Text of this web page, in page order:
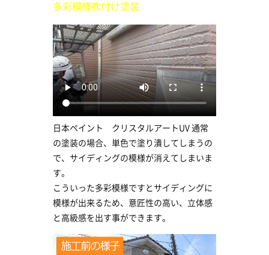
多彩模様吹付け塗装
日本ペイント クリスタルアートUV 通常
の塗装の場合、単色で塗り潰してしまうの
で、サイディングの模様が消えてしまいま
す。
こういった多彩模様ですとサイディングに
模様が出来るため、意匠性の高い、立体感
と高級感を出す事ができます。